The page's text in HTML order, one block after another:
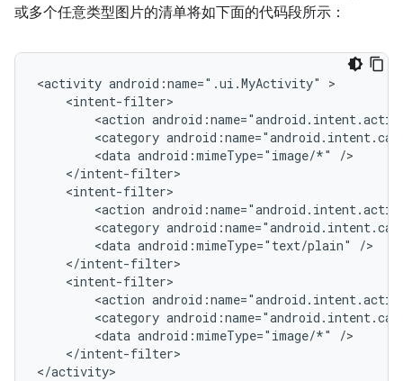
或多个任意类型图片的清单将如下面的代码段所示：
<activity android:name=".ui.MyActivity"
<action
<category
<data android:mimeType="image/*"
<action
<category
<data android:mimeType="text/plain"
<action
<category
<data android:mimeType="image/*"
</intent-filter>
</activity>